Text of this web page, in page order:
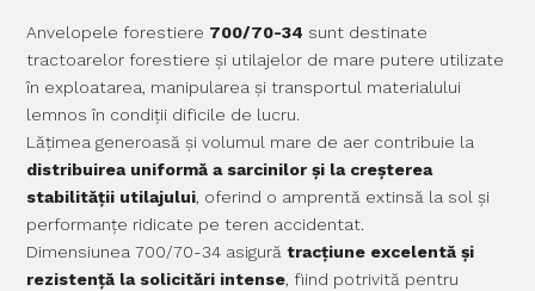
Anvelopele forestiere 700/70-34 sunt destinate
tractoarelor forestiere și utilajelor de mare putere utilizate
în exploatarea, manipularea și transportul materialului
lemnos în condiții dificile de lucru.
Lățimea generoasă și volumul mare de aer contribuie la
distribuirea uniformă a sarcinilor și la creșterea
stabilității utilajului, oferind o amprentă extinsă la sol și
performanțe ridicate pe teren accidentat.
Dimensiunea 700/70-34 asigurătracțiune excelentă și
rezistență la solicitări intense, fiind potrivită pentru